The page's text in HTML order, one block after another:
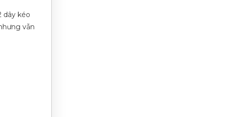
dây kéo
vẫn